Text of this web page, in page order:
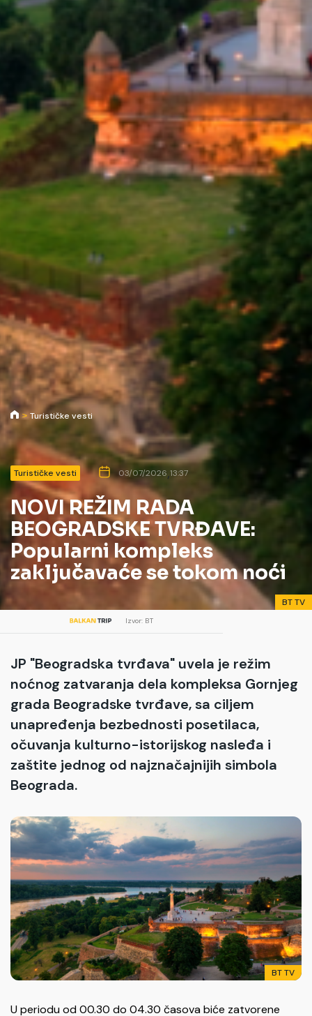
Izvor: BT
BT TV
Turističke vesti
Turističke vesti 03/07/2026,13:37
NOVI REŽIM RADA
BEOGRADSKE TVRĐAVE:
Popularni kompleks
zaključavaće se tokom noći
JP "Beogradska tvrđava" uvela je režim
noćnog zatvaranja dela kompleksa Gornjeg
grada Beogradske tvrđave, sa ciljem
unapređenja bezbednosti posetilaca,
očuvanja kulturno-istorijskog nasleđa i
zaštite jednog od najznačajnijih simbola
Beograda.
BT TV
U periodu od 00.30 do 04.30 časova biće zatvorene